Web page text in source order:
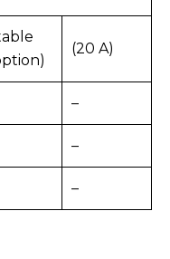
(20 A)
–
–
–